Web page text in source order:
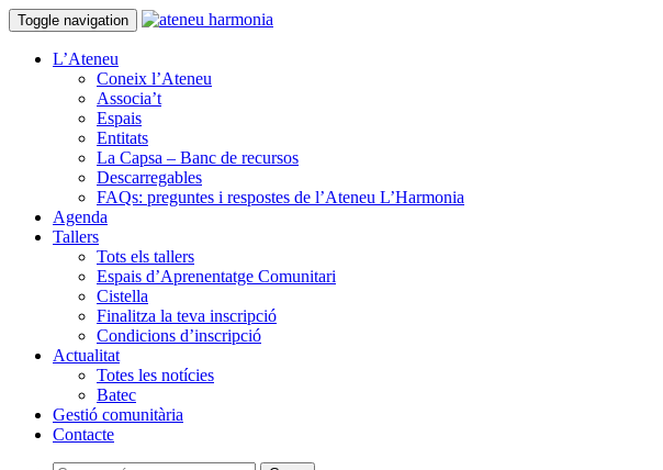
Toggle navigation
L’Ateneu
Coneix l’Ateneu
Associa’t
Espais
Entitats
La Capsa – Banc de recursos
Descarregables
FAQs: preguntes i respostes de l’Ateneu L’Harmonia
Agenda
Tallers
Tots els tallers
Espais d’Aprenentatge Comunitari
Cistella
Finalitza la teva inscripció
Condicions d’inscripció
Actualitat
Totes les notícies
Batec
Gestió comunitària
Contacte